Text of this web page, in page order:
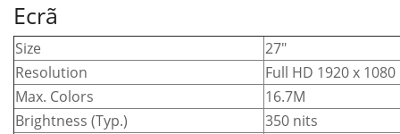
Ecrã
Size
27″
Resolution
Full HD 1920 x 1080
Max. Colors
16.7M
Brightness (Typ.)
350 nits